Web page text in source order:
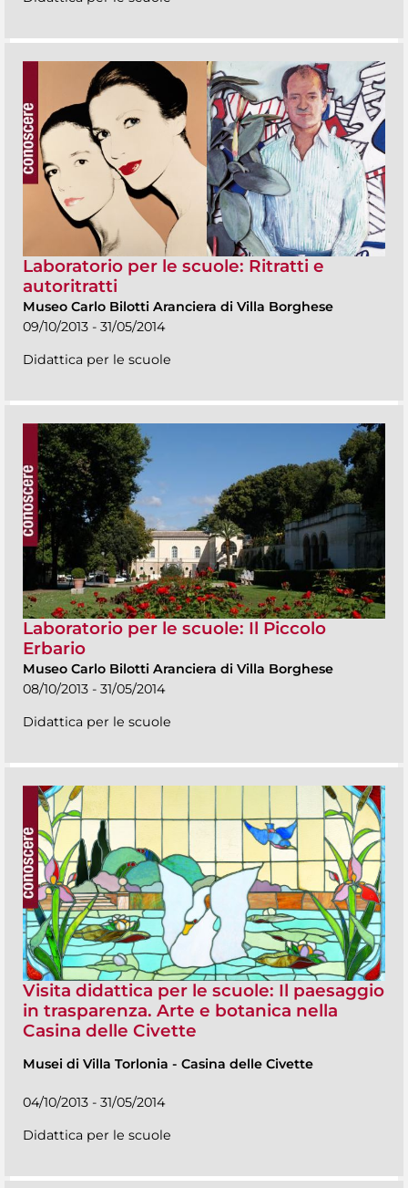
Laboratorio per le scuole: Ritratti e
autoritratti
Museo Carlo Bilotti Aranciera di Villa Borghese
09/10/2013 - 31/05/2014
Didattica per le scuole
Laboratorio per le scuole: Il Piccolo
Erbario
Museo Carlo Bilotti Aranciera di Villa Borghese
08/10/2013 - 31/05/2014
Didattica per le scuole
Visita didattica per le scuole: Il paesaggio
in trasparenza. Arte e botanica nella
Casina delle Civette
Musei di Villa Torlonia - Casina delle Civette
04/10/2013 - 31/05/2014
Didattica per le scuole